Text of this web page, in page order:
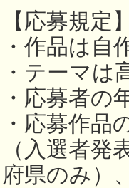
【応募規定】
・作品は自
・テーマは
・応募者の
・応募作品
（入選者
府県のみ）